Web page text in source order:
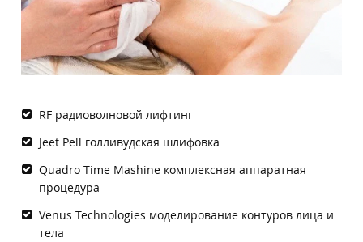
RF радиоволновой лифтинг
Jeet Pell голливудская шлифовка
Quadro Time Mashine комплексная аппаратная
процедура
Venus Technologies моделирование контуров лица и
тела